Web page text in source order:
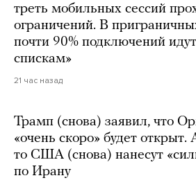
треть мобильных сессий
ограничений. В
почти 90% подключений
спискам»
21 час назад
Трамп (снова) заявил, что
«очень скоро» будет открыт.
то США (снова) нанесут
по Ирану